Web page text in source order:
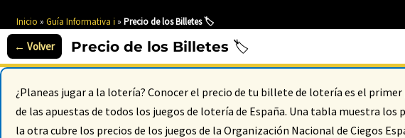
Inicio » Guía Informativa ℹ️ » Precio de los Billetes 🏷️
Precio de los Billetes 🏷️
¿Planeas jugar a la lotería? Conocer el precio de tu billete de lotería es el
de las apuestas de todos los juegos de lotería de España. Una tabla muestra
la otra cubre los precios de los juegos de la Organización Nacional de Ciegos